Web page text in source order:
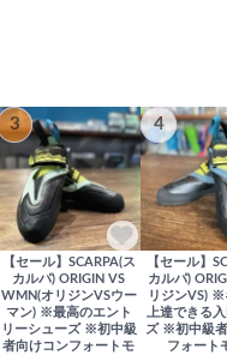
3
【セール】SCARPA(ス
カルパ) ORIGIN VS
WMN(オリジンVSウー
マン) ※最高のエント
リーシューズ ※初中級
者向けコンフォートモ
4
【セール】
カルパ)
リジンVS) ※
上達できる
ズ ※初中級
フォート